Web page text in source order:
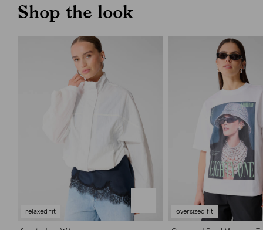
Shop the look
relaxed fit oversized fit